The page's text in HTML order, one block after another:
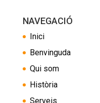
NAVEGACIÓ
Inici
Benvinguda
Qui som
Història
Serveis